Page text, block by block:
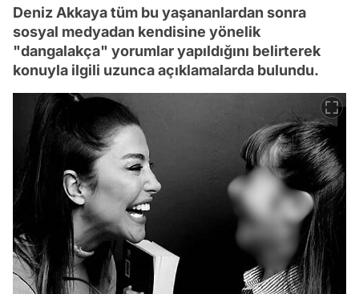
Deniz Akkaya tüm bu yaşananlardan sonra
sosyal medyadan kendisine yönelik
"dangalakça" yorumlar yapıldığını belirterek
konuyla ilgili uzunca açıklamalarda bulundu.